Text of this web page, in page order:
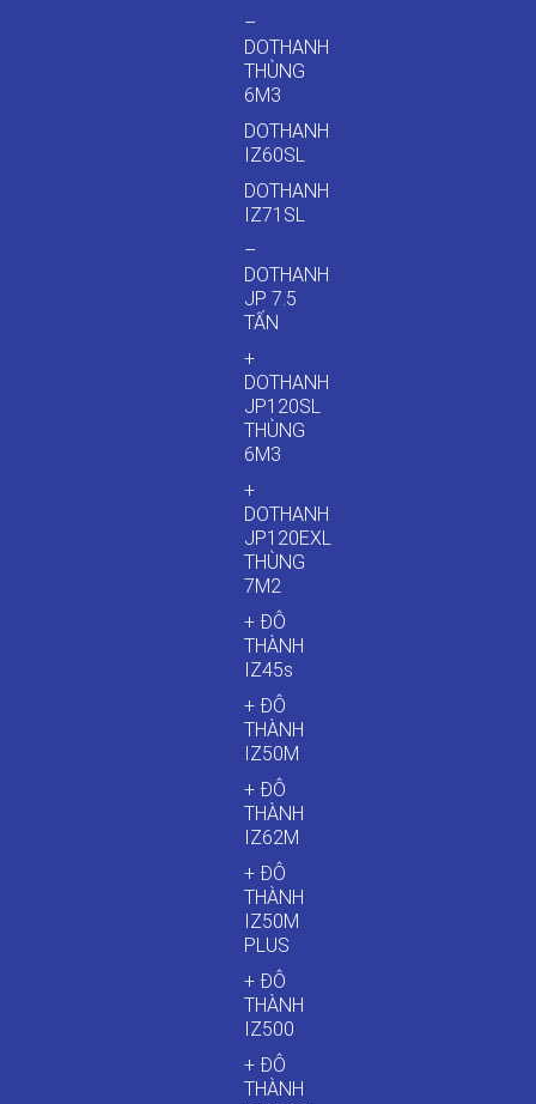
–
DOTHANH
THÙNG
6M3
DOTHANH
IZ60SL
DOTHANH
IZ71SL
–
DOTHANH
JP 7.5
TẤN
+
DOTHANH
JP120SL
THÙNG
6M3
+
DOTHANH
JP120EXL
THÙNG
7M2
+ ĐÔ
THÀNH
IZ45s
+ ĐÔ
THÀNH
IZ50M
+ ĐÔ
THÀNH
IZ62M
+ ĐÔ
THÀNH
IZ50M
PLUS
+ ĐÔ
THÀNH
IZ500
+ ĐÔ
THÀNH